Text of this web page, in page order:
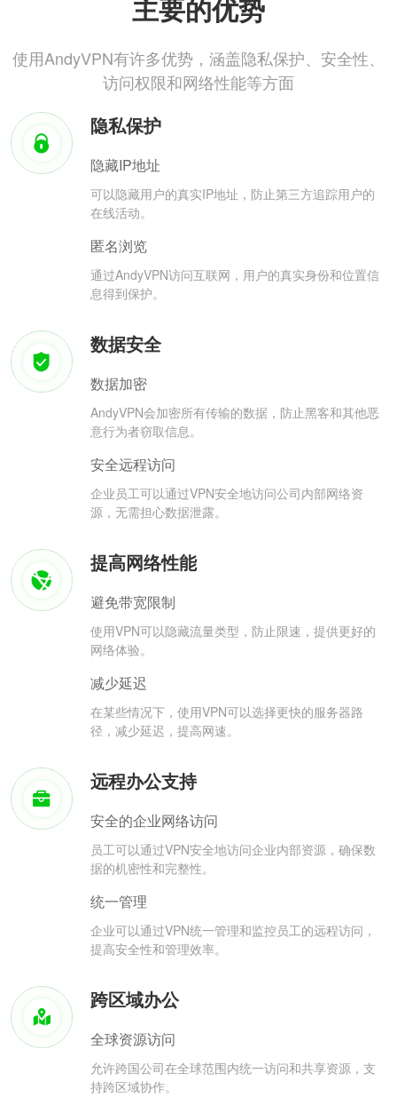
主要的优势
使用AndyVPN有许多优势，涵盖隐私保护、安全性、
访问权限和网络性能等方面
隐私保护
隐藏IP地址
可以隐藏用户的真实IP地址，防止第三方追踪用户的
在线活动。
匿名浏览
通过AndyVPN访问互联网，用户的真实身份和位置信
息得到保护。
数据安全
数据加密
AndyVPN会加密所有传输的数据，防止黑客和其他恶
意行为者窃取信息。
安全远程访问
企业员工可以通过VPN安全地访问公司内部网络资
源，无需担心数据泄露。
提高网络性能
避免带宽限制
使用VPN可以隐藏流量类型，防止限速，提供更好的
网络体验。
减少延迟
在某些情况下，使用VPN可以选择更快的服务器路
径，减少延迟，提高网速。
远程办公支持
安全的企业网络访问
员工可以通过VPN安全地访问企业内部资源，确保数
据的机密性和完整性。
统一管理
企业可以通过VPN统一管理和监控员工的远程访问，
提高安全性和管理效率。
跨区域办公
全球资源访问
允许跨国公司在全球范围内统一访问和共享资源，支
持跨区域协作。